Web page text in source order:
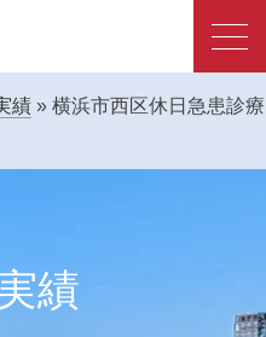
績 » 横浜市西区休日急患診療
績